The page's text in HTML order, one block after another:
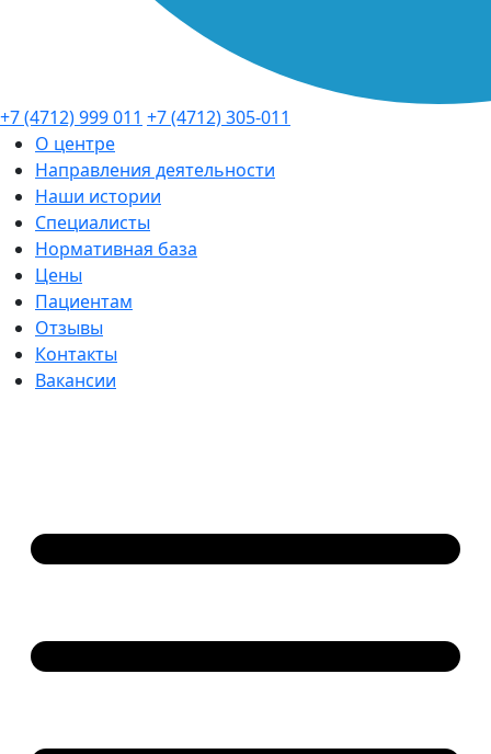
+7 (4712) 999 011 +7 (4712) 305-011
О центре
Направления деятельности
Наши истории
Специалисты
Нормативная база
Цены
Пациентам
Отзывы
Контакты
Вакансии